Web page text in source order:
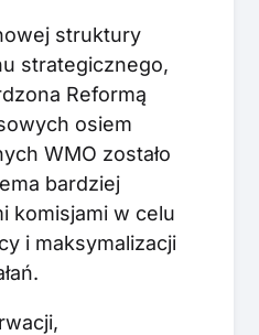
struktury
strategicznego,
Reformą
osiem
WMO zostało
bardziej
komisjami w celu
i maksymalizacji